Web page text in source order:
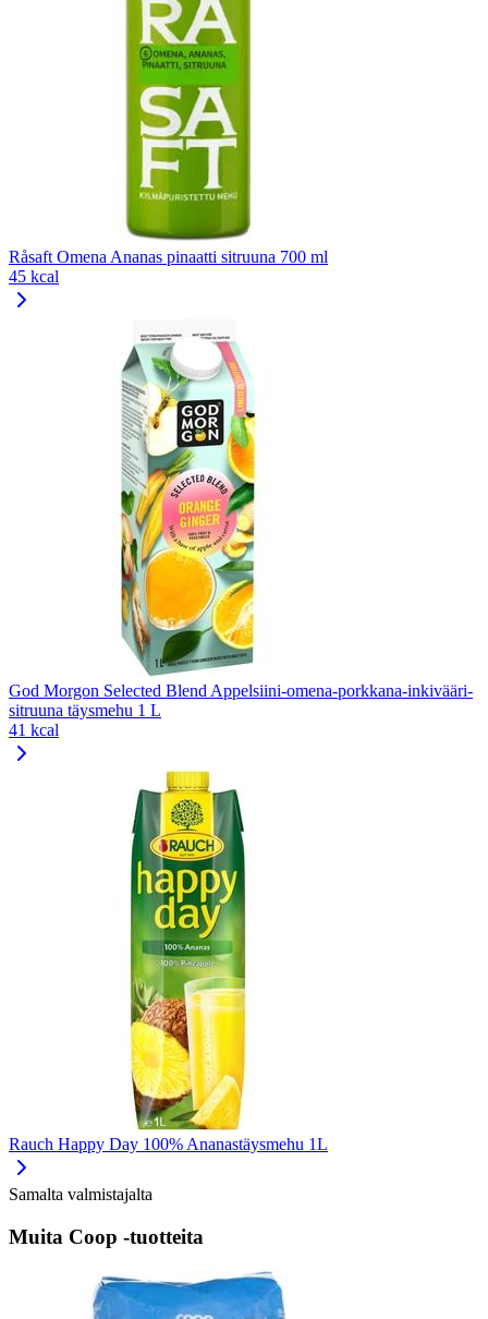
Råsaft Omena Ananas pinaatti sitruuna 700 ml
45 kcal
God Morgon Selected Blend Appelsiini-omena-porkkana-inkivääri-
sitruuna täysmehu 1 L
41 kcal
Rauch Happy Day 100% Ananastäysmehu 1L
Samalta valmistajalta
Muita Coop -tuotteita